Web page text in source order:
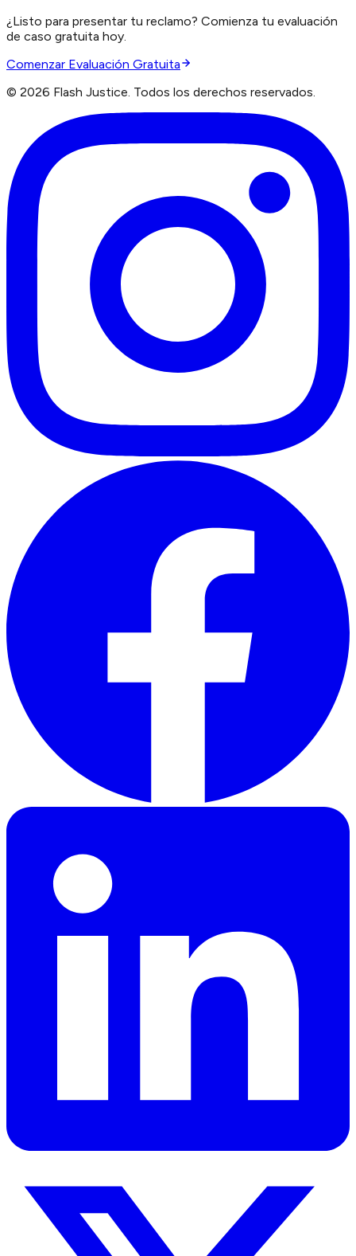
¿Listo para presentar tu reclamo? Comienza tu evaluación
de caso gratuita hoy.
Comenzar Evaluación Gratuita
© 2026 Flash Justice. Todos los derechos reservados.